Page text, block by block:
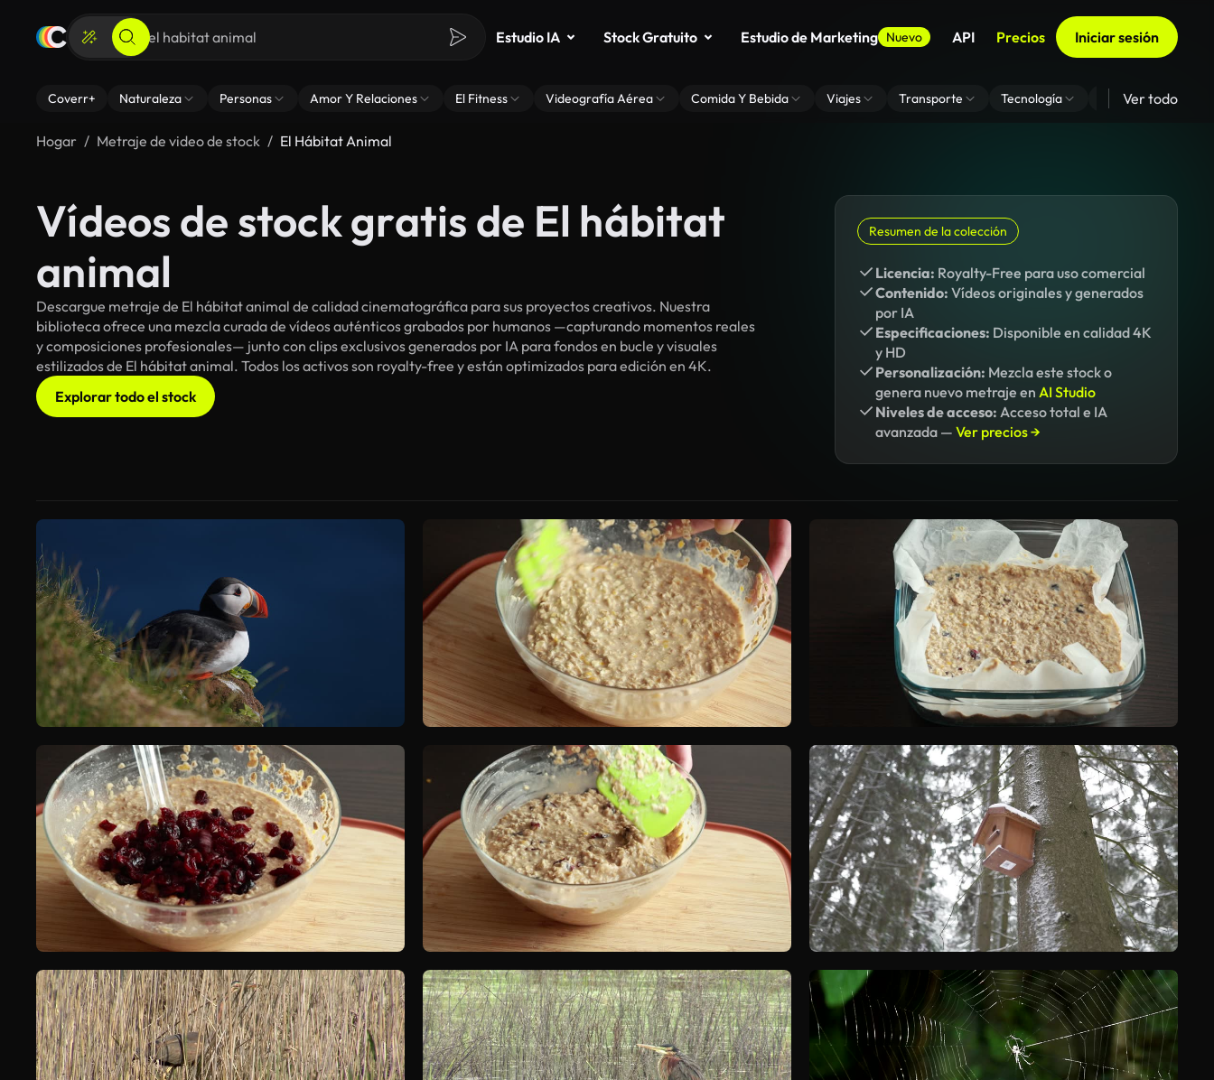
Estudio IA Stock Gratuito Estudio de Marketing Nuevo API Precios Iniciar sesión
Coverr+ Naturaleza Personas Amor Y Relaciones El Fitness Videografía Aérea Comida Y Bebida Viajes Transporte Tecnología Zoom De Fondo
Ver todo
Hogar Metraje de video de stock El Hábitat Animal
Vídeos de stock gratis de El hábitat
animal
Descargue metraje de El hábitat animal de calidad cinematográfica para sus proyectos creativos. Nuestra
biblioteca ofrece una mezcla curada de vídeos auténticos grabados por humanos —capturando momentos reales
y composiciones profesionales— junto con clips exclusivos generados por IA para fondos en bucle y visuales
estilizados de El hábitat animal. Todos los activos son royalty-free y están optimizados para edición en 4K.
Explorar todo el stock
Resumen de la colección
Licencia: Royalty-Free para uso comercial
Contenido: Vídeos originales y generados
por IA
Especificaciones: Disponible en calidad 4K
y HD
Personalización: Mezcla este stock o
genera nuevo metraje en AI Studio
Niveles de acceso: Acceso total e IA
avanzada — Ver precios →